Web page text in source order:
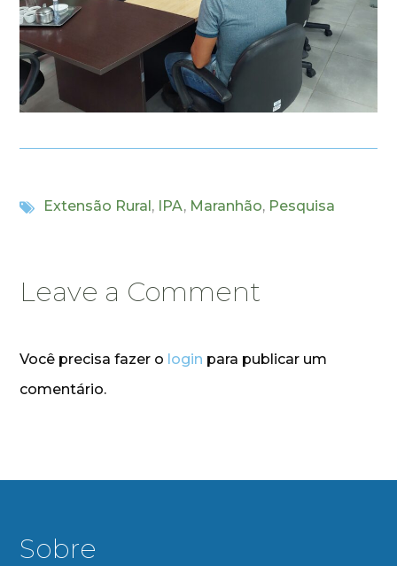
Extensão Rural, IPA, Maranhão, Pesquisa
Leave a Comment
Você precisa fazer o login para publicar um
comentário.
Sobre